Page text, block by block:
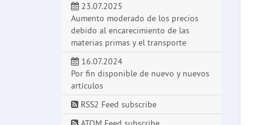
23.07.2025
Aumento moderado de los precios
debido al encarecimiento de las
materias primas y el transporte
16.07.2024
Por fin disponible de nuevo y nuevos
artículos
RSS2 Feed subscribe